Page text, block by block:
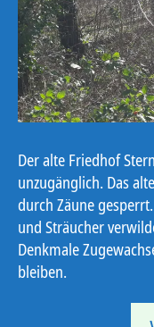
Der alte Friedhof
unzugänglich. Das
durch Zäune
und Sträucher
Denkmale
bleiben.